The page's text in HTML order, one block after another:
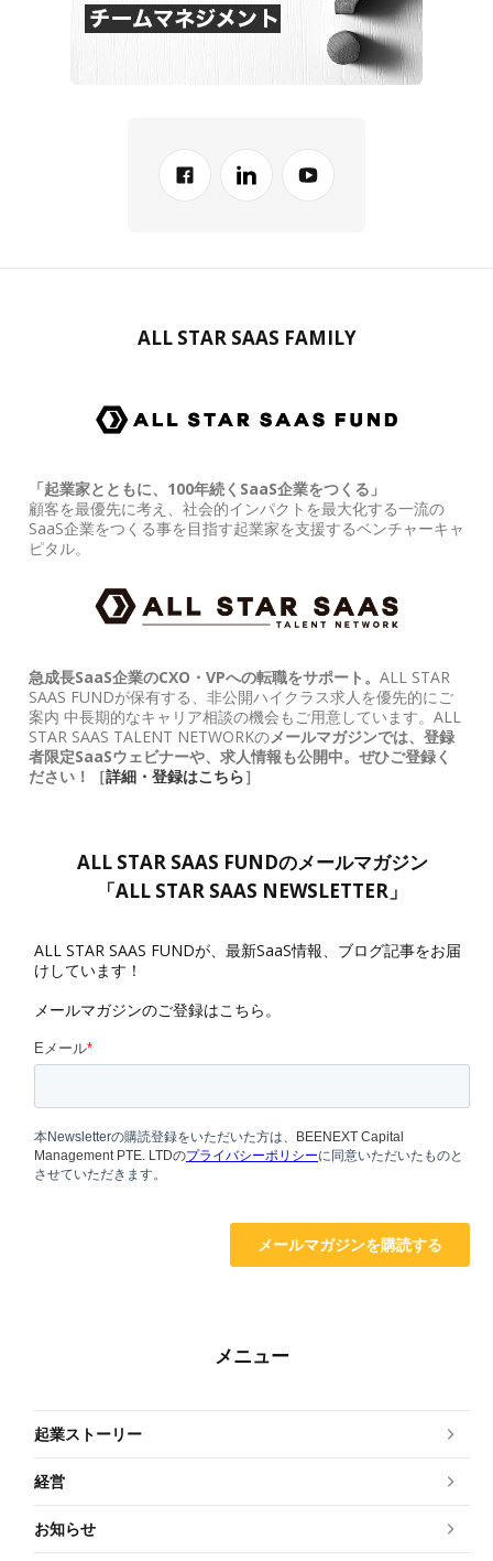
ALL STAR SAAS FAMILY
「起業家とともに、100年続くSaaS企業をつくる」
顧客を最優先に考え、社会的インパクトを最大化する一流の
SaaS企業をつくる事を目指す起業家を支援するベンチャーキャ
ピタル。
急成長SaaS企業のCXO・VPへの転職をサポート。 ALL STAR
SAAS FUNDが保有する、非公開ハイクラス求人を優先的にご
案内 中長期的なキャリア相談の機会もご用意しています。ALL
STAR SAAS TALENT NETWORKのメールマガジンでは、登録
者限定SaaSウェビナーや、求人情報も公開中。ぜひご登録く
ださい！［詳細・登録はこちら］
ALL STAR SAAS FUNDのメールマガジン
「ALL STAR SAAS NEWSLETTER」
ALL STAR SAAS FUNDが、最新SaaS情報、ブログ記事をお届
けしています！
メールマガジンのご登録はこちら。
メニュー
起業ストーリー
経営
お知らせ